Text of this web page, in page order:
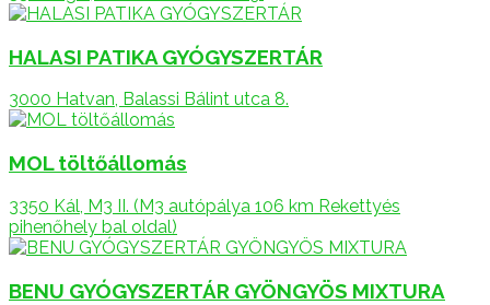
HALASI PATIKA GYÓGYSZERTÁR
3000 Hatvan, Balassi Bálint utca 8.
MOL töltőállomás
3350 Kál, M3 II. (M3 autópálya 106 km Rekettyés
pihenőhely bal oldal)
BENU GYÓGYSZERTÁR GYÖNGYÖS MIXTURA